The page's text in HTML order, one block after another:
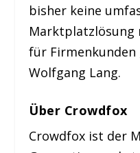
bisher keine
Marktplatzlösung
für
Wolfgang Lang.
Über Crowdfox
Crowdfox ist der